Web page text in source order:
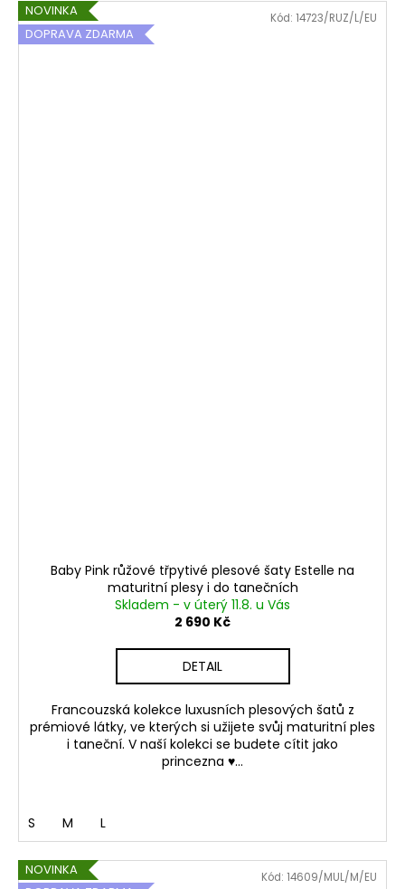
NOVINKA
DOPRAVA ZDARMA
Baby Pink růžové třpytivé plesové šaty Estelle na
maturitní plesy i do tanečních
Skladem - v úterý 11.8. u Vás
2 690 Kč
DETAIL
Francouzská kolekce luxusních plesových šatů z
prémiové látky, ve kterých si užijete svůj maturitní ples
i taneční. V naší kolekci se budete cítit jako
princezna ♥...
S M L
Kód: 14723/RUZ/L/EU
NOVINKA
Kód: 14609/MUL/M/EU